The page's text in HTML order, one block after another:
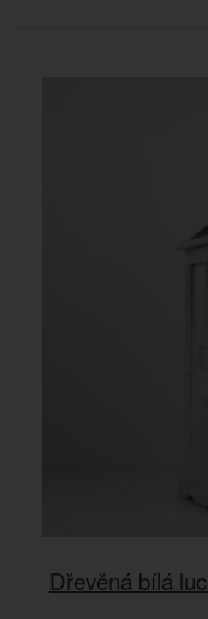
Dřevěná bílá